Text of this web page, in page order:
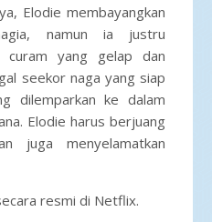
Elodie membayangkan
namun ia justru
curam yang gelap dan
seekor naga yang siap
dilemparkan ke dalam
Elodie harus berjuang
juga menyelamatkan
resmi di Netflix.